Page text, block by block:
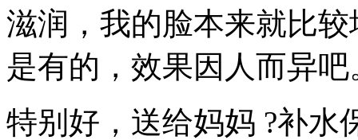
滋润，我的脸本来就比
是有的，效果因人而异
特别好，送给妈妈 ?补水